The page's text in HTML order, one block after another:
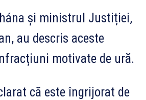
și ministrul Justiției,
au descris aceste
motivate de ură.
că este îngrijorat de